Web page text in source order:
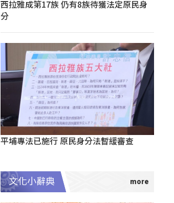
西拉雅成第17族 仍有8族待獲法定原民身
分
平埔專法已施行 原民身分法暫緩審查
文化小辭典